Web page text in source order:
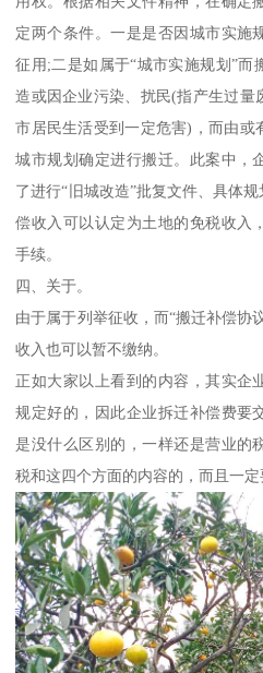
定两个条件。一是是否因城市实施
征用;二是如属于“城市实施规划”而
造或因企业污染、扰民(指产生过量
市居民生活受到一定危害)，而由或
城市规划确定进行搬迁。此案中，
了进行“旧城改造”批复文件、具体
偿收入可以认定为土地的免税收入
手续。
四、关于。
由于属于列举征收，而“搬迁补偿协
收入也可以暂不缴纳。
正如大家以上看到的内容，其实企
规定好的，因此企业拆迁补偿费要
是没什么区别的，一样还是营业的
税和这四个方面的内容的，而且一定